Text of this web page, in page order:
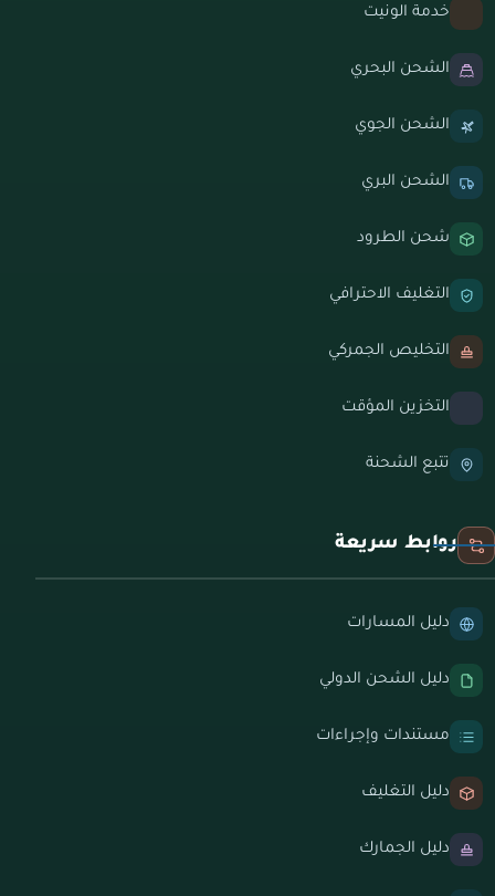
خدمة الونيت
الشحن البحري
الشحن الجوي
الشحن البري
شحن الطرود
التغليف الاحترافي
التخليص الجمركي
التخزين المؤقت
تتبع الشحنة
روابط سريعة
دليل المسارات
دليل الشحن الدولي
مستندات وإجراءات
دليل التغليف
دليل الجمارك